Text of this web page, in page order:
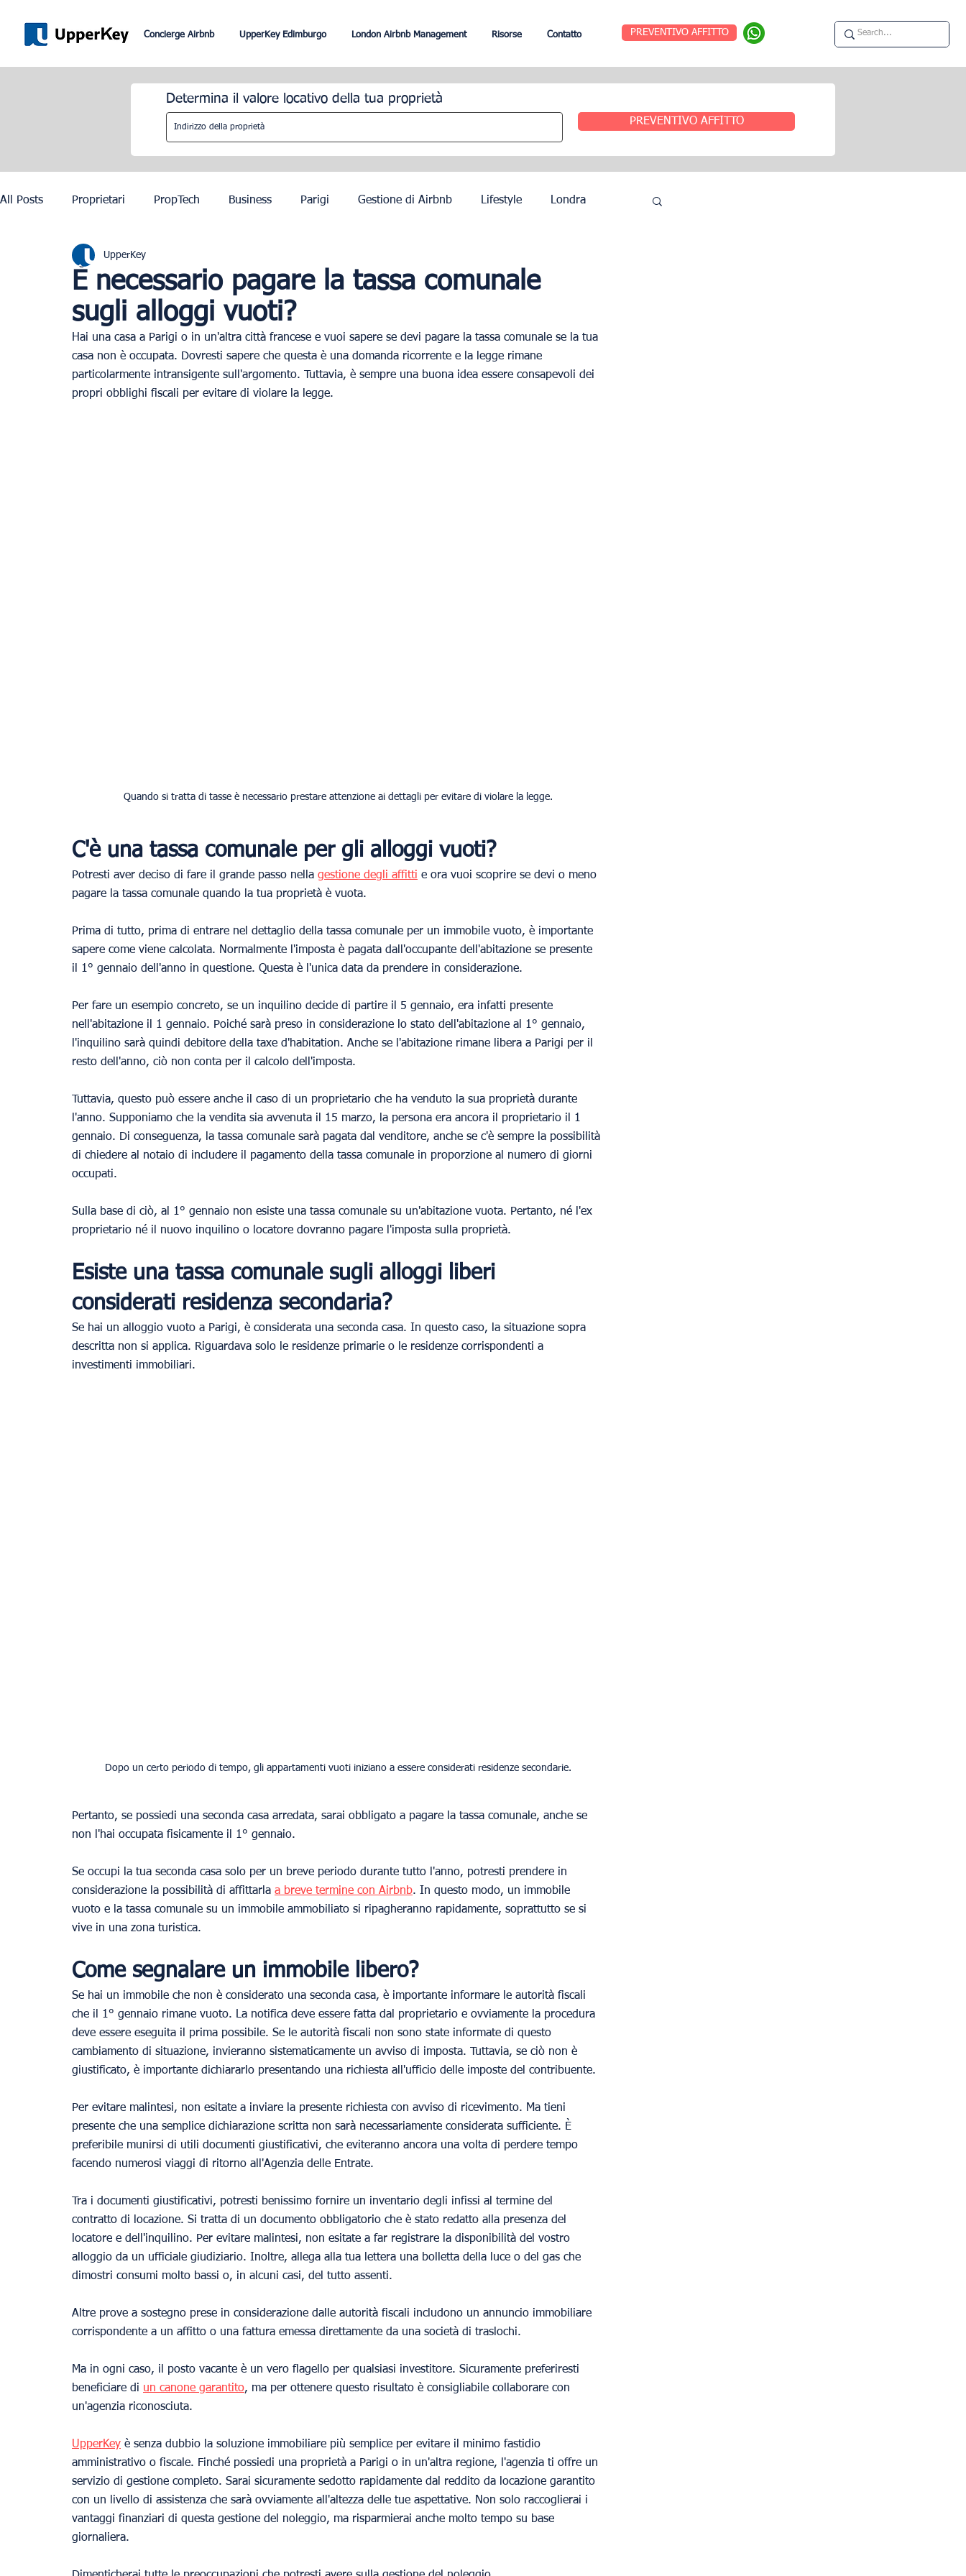
Concierge Airbnb UpperKey Edimburgo London Airbnb Management Risorse Contatto PREVENTIVO AFFITTO
Determina il valore locativo della tua proprietà
PREVENTIVO AFFITTO
All Posts Proprietari PropTech Business Parigi Gestione di Airbnb Lifestyle Londra
Dubai Lisbona
Olimpiadi di Parigi 2024
È necessario pagare la tassa comunale
sugli alloggi vuoti?
UpperKey
Hai una casa a Parigi o in un'altra città francese e vuoi sapere se devi pagare la tassa comunale se la tua
casa non è occupata. Dovresti sapere che questa è una domanda ricorrente e la legge rimane
particolarmente intransigente sull'argomento. Tuttavia, è sempre una buona idea essere consapevoli dei
propri obblighi fiscali per evitare di violare la legge.
Quando si tratta di tasse è necessario prestare attenzione ai dettagli per evitare di violare la legge.
C'è una tassa comunale per gli alloggi vuoti?
Potresti aver deciso di fare il grande passo nella gestione degli affitti e ora vuoi scoprire se devi o meno
pagare la tassa comunale quando la tua proprietà è vuota.
Prima di tutto, prima di entrare nel dettaglio della tassa comunale per un immobile vuoto, è importante
sapere come viene calcolata. Normalmente l'imposta è pagata dall'occupante dell'abitazione se presente
il 1° gennaio dell'anno in questione. Questa è l'unica data da prendere in considerazione.
Per fare un esempio concreto, se un inquilino decide di partire il 5 gennaio, era infatti presente
nell'abitazione il 1 gennaio. Poiché sarà preso in considerazione lo stato dell'abitazione al 1° gennaio,
l'inquilino sarà quindi debitore della taxe d'habitation. Anche se l'abitazione rimane libera a Parigi per il
resto dell'anno, ciò non conta per il calcolo dell'imposta.
Tuttavia, questo può essere anche il caso di un proprietario che ha venduto la sua proprietà durante
l'anno. Supponiamo che la vendita sia avvenuta il 15 marzo, la persona era ancora il proprietario il 1
gennaio. Di conseguenza, la tassa comunale sarà pagata dal venditore, anche se c'è sempre la possibilità
di chiedere al notaio di includere il pagamento della tassa comunale in proporzione al numero di giorni
occupati.
Sulla base di ciò, al 1° gennaio non esiste una tassa comunale su un'abitazione vuota. Pertanto, né l'ex
proprietario né il nuovo inquilino o locatore dovranno pagare l'imposta sulla proprietà.
Esiste una tassa comunale sugli alloggi liberi
considerati residenza secondaria?
Se hai un alloggio vuoto a Parigi, è considerata una seconda casa. In questo caso, la situazione sopra
descritta non si applica. Riguardava solo le residenze primarie o le residenze corrispondenti a
investimenti immobiliari.
Dopo un certo periodo di tempo, gli appartamenti vuoti iniziano a essere considerati residenze secondarie.
Pertanto, se possiedi una seconda casa arredata, sarai obbligato a pagare la tassa comunale, anche se
non l'hai occupata fisicamente il 1° gennaio.
Se occupi la tua seconda casa solo per un breve periodo durante tutto l'anno, potresti prendere in
considerazione la possibilità di affittarla a breve termine con Airbnb. In questo modo, un immobile
vuoto e la tassa comunale su un immobile ammobiliato si ripagheranno rapidamente, soprattutto se si
vive in una zona turistica.
Come segnalare un immobile libero?
Se hai un immobile che non è considerato una seconda casa, è importante informare le autorità fiscali
che il 1° gennaio rimane vuoto. La notifica deve essere fatta dal proprietario e ovviamente la procedura
deve essere eseguita il prima possibile. Se le autorità fiscali non sono state informate di questo
cambiamento di situazione, invieranno sistematicamente un avviso di imposta. Tuttavia, se ciò non è
giustificato, è importante dichiararlo presentando una richiesta all'ufficio delle imposte del contribuente.
Per evitare malintesi, non esitate a inviare la presente richiesta con avviso di ricevimento. Ma tieni
presente che una semplice dichiarazione scritta non sarà necessariamente considerata sufficiente. È
preferibile munirsi di utili documenti giustificativi, che eviteranno ancora una volta di perdere tempo
facendo numerosi viaggi di ritorno all'Agenzia delle Entrate.
Tra i documenti giustificativi, potresti benissimo fornire un inventario degli infissi al termine del
contratto di locazione. Si tratta di un documento obbligatorio che è stato redatto alla presenza del
locatore e dell'inquilino. Per evitare malintesi, non esitate a far registrare la disponibilità del vostro
alloggio da un ufficiale giudiziario. Inoltre, allega alla tua lettera una bolletta della luce o del gas che
dimostri consumi molto bassi o, in alcuni casi, del tutto assenti.
Altre prove a sostegno prese in considerazione dalle autorità fiscali includono un annuncio immobiliare
corrispondente a un affitto o una fattura emessa direttamente da una società di traslochi.
Ma in ogni caso, il posto vacante è un vero flagello per qualsiasi investitore. Sicuramente preferiresti
beneficiare di un canone garantito, ma per ottenere questo risultato è consigliabile collaborare con
un'agenzia riconosciuta.
UpperKey è senza dubbio la soluzione immobiliare più semplice per evitare il minimo fastidio
amministrativo o fiscale. Finché possiedi una proprietà a Parigi o in un'altra regione, l'agenzia ti offre un
servizio di gestione completo. Sarai sicuramente sedotto rapidamente dal reddito da locazione garantito
con un livello di assistenza che sarà ovviamente all'altezza delle tue aspettative. Non solo raccoglierai i
vantaggi finanziari di questa gestione del noleggio, ma risparmierai anche molto tempo su base
giornaliera.